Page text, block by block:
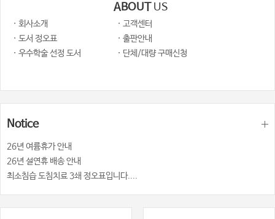
ABOUT US
· 회사소개
· 고객센터
· 도서 정오표
· 출판안내
· 우수학술 선정 도서
· 단체/대량 구매신청
Notice
26년 여륨휴가 안내
26년 설연휴 배송 안내
최소침습 도침치료 3쇄 정오표입니다....